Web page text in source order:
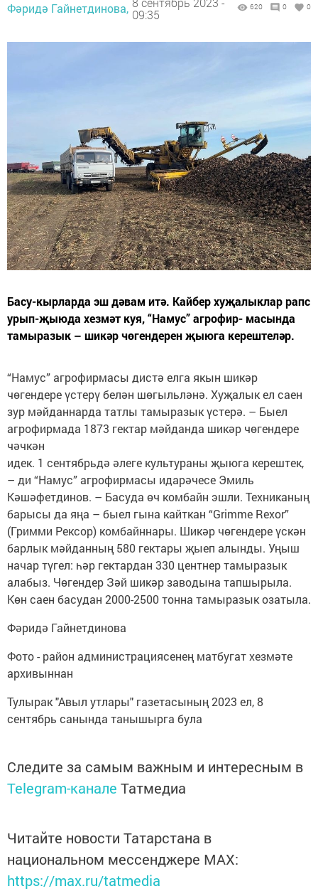
Фәридә Гайнетдинова, 09:35
620 0 0
Басу-кырларда эш дәвам итә. Кайбер хуҗалыклар рапс
урып-җыюда хезмәт куя, “Намус” агрофир- масында
тамыразык – шикәр чөгендерен җыюга керештеләр.
“Намус” агрофирмасы дистә елга якын шикәр
чөгендере үстерү белән шөгыльләнә. Хуҗалык ел саен
зур мәйданнарда татлы тамыразык үстерә. – Быел
агрофирмада 1873 гектар мәйданда шикәр чөгендере
чәчкән
идек. 1 сентябрьдә әлеге культураны җыюга керештек,
– ди “Намус” агрофирмасы идарәчесе Эмиль
Кәшәфетдинов. – Басуда өч комбайн эшли. Техниканың
барысы да яңа – быел гына кайткан “Grimme Rexor”
(Гримми Рексор) комбайннары. Шикәр чөгендере үскән
барлык мәйданның 580 гектары җыеп алынды. Уңыш
начар түгел: һәр гектардан 330 центнер тамыразык
алабыз. Чөгендер Зәй шикәр заводына тапшырыла.
Көн саен басудан 2000-2500 тонна тамыразык озатыла.
Фәридә Гайнетдинова
Фото - район администрациясенең матбугат хезмәте
архивыннан
Тулырак "Авыл утлары" газетасының 2023 ел, 8
сентябрь санында танышырга була
Следите за самым важным и интересным в
Telegram-канале Татмедиа
Читайте новости Татарстана в
национальном мессенджере MАХ:
https://max.ru/tatmedia